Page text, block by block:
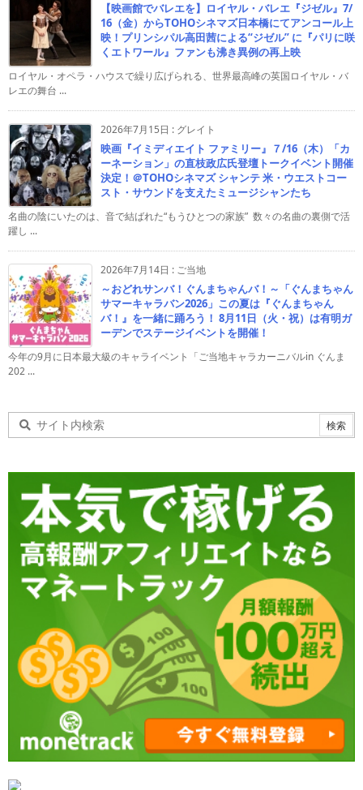
【映画館でバレエを】ロイヤル・バレエ『ジゼル』7/
16（金）からTOHOシネマズ日本橋にてアンコール上
映！プリンシパル高田茜による“ジゼル” に『パリに咲
くエトワール』ファンも沸き異例の再上映
ロイヤル・オペラ・ハウスで繰り広げられる、世界最高峰の英国ロイヤル・バ
レエの舞台 ...
2026年7月15日 : グレイト
映画『イミディエイト ファミリー』７/16（木）「カ
ーネーション」の直枝政広氏登壇トークイベント開催
決定！＠TOHOシネマズ シャンテ 米・ウエストコー
スト・サウンドを支えたミュージシャンたち
名曲の陰にいたのは、音で結ばれた“もうひとつの家族” 数々の名曲の裏側で活
躍し ...
2026年7月14日 : ご当地
～おどれサンバ！ぐんまちゃんバ！～「ぐんまちゃん
サマーキャラバン2026」この夏は『ぐんまちゃん
バ！』を一緒に踊ろう！ 8月11日（火・祝）は有明ガ
ーデンでステージイベントを開催！
今年の9月に日本最大級のキャライベント「ご当地キャラカーニバルin ぐんま
202 ...